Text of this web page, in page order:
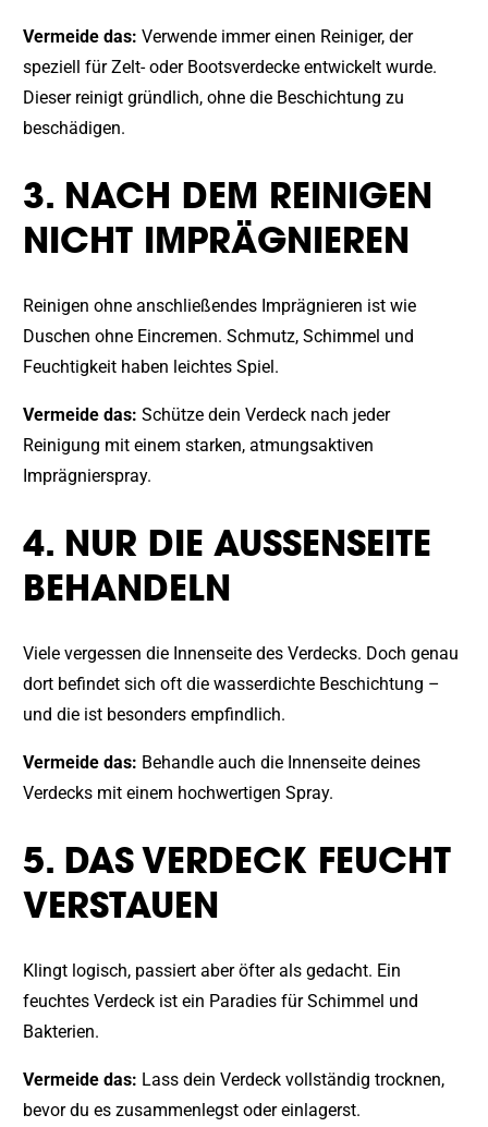
Vermeide das: Verwende immer einen Reiniger, der
speziell für Zelt- oder Bootsverdecke entwickelt wurde.
Dieser reinigt gründlich, ohne die Beschichtung zu
beschädigen.
3. NACH DEM REINIGEN
NICHT IMPRÄGNIEREN
Reinigen ohne anschließendes Imprägnieren ist wie
Duschen ohne Eincremen. Schmutz, Schimmel und
Feuchtigkeit haben leichtes Spiel.
Vermeide das: Schütze dein Verdeck nach jeder
Reinigung mit einem starken, atmungsaktiven
Imprägnierspray.
4. NUR DIE AUSSENSEITE B
EHANDELN
Viele vergessen die Innenseite des Verdecks. Doch genau
dort befindet sich oft die wasserdichte Beschichtung –
und die ist besonders empfindlich.
Vermeide das: Behandle auch die Innenseite deines
Verdecks mit einem hochwertigen Spray.
5. DAS VERDECK FEUCHT
VERSTAUEN
Klingt logisch, passiert aber öfter als gedacht. Ein
feuchtes Verdeck ist ein Paradies für Schimmel und
Bakterien.
Vermeide das: Lass dein Verdeck vollständig trocknen,
bevor du es zusammenlegst oder einlagerst.